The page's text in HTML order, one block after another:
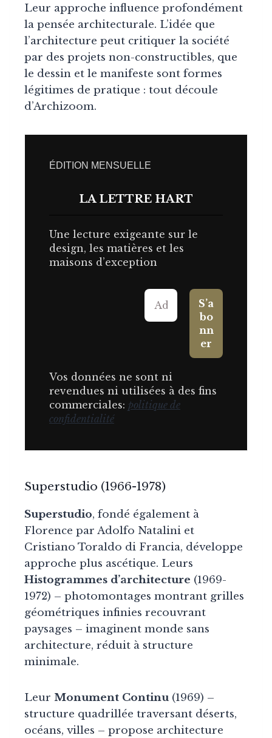
Leur approche influence profondément
la pensée architecturale. L’idée que
l’architecture peut critiquer la société
par des projets non-constructibles, que
le dessin et le manifeste sont formes
légitimes de pratique : tout découle
d’Archizoom.
ÉDITION MENSUELLE
LA LETTRE HART
Une lecture exigeante sur le
design, les matières et les
maisons d’exception
Vos données ne sont ni
revendues ni utilisées à des fins
commerciales: politique de
confidentialité
Superstudio (1966-1978)
Superstudio, fondé également à
Florence par Adolfo Natalini et
Cristiano Toraldo di Francia, développe
approche plus ascétique. Leurs
Histogrammes d’architecture (1969-
1972) – photomontages montrant grilles
géométriques infinies recouvrant
paysages – imaginent monde sans
architecture, réduit à structure
minimale.
Leur Monument Continu(1969) –
structure quadrillée traversant déserts,
océans, villes – propose architecture